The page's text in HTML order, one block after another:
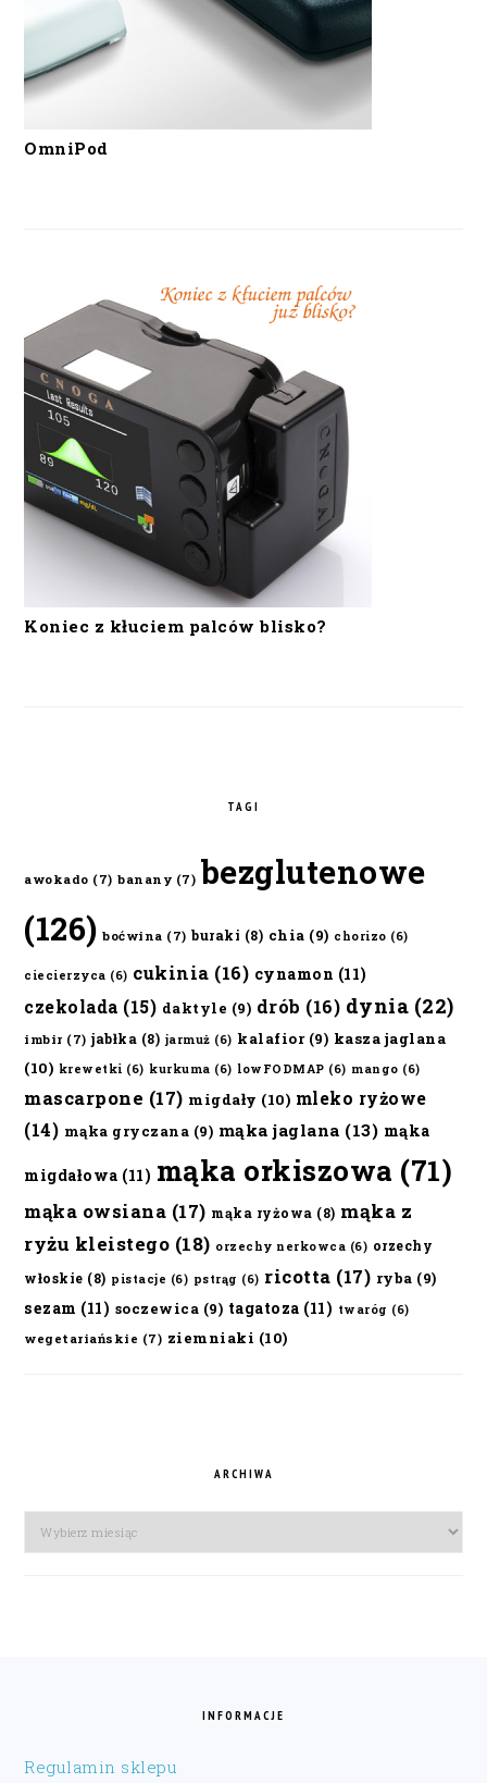
OmniPod
Koniec z kłuciem palców blisko?
TAGI
awokado (7) banany (7) bezglutenowe
(126) boćwina (7) buraki (8) chia (9) chorizo (6)
ciecierzyca (6) cukinia (16) cynamon (11)
czekolada (15) daktyle (9) drób (16) dynia (22)
imbir (7) jabłka (8) jarmuż (6) kalafior(9) kasza jaglana
(10) krewetki (6) kurkuma (6) lowFODMAP (6) mango (6)
mascarpone (17) migdały (10) mleko ryżowe
(14) mąka gryczana (9) mąka jaglana (13) mąka
migdałowa (11) mąka orkiszowa (71)
mąka owsiana (17) mąka ryżowa (8) mąka z
ryżu kleistego (18) orzechy nerkowca (6) orzechy
włoskie (8) pistacje (6) pstrąg (6) ricotta (17) ryba (9)
sezam (11) soczewica (9) tagatoza (11) twaróg (6)
wegetariańskie (7) ziemniaki (10)
ARCHIWA
Archiwa
INFORMACJE
Regulamin sklepu